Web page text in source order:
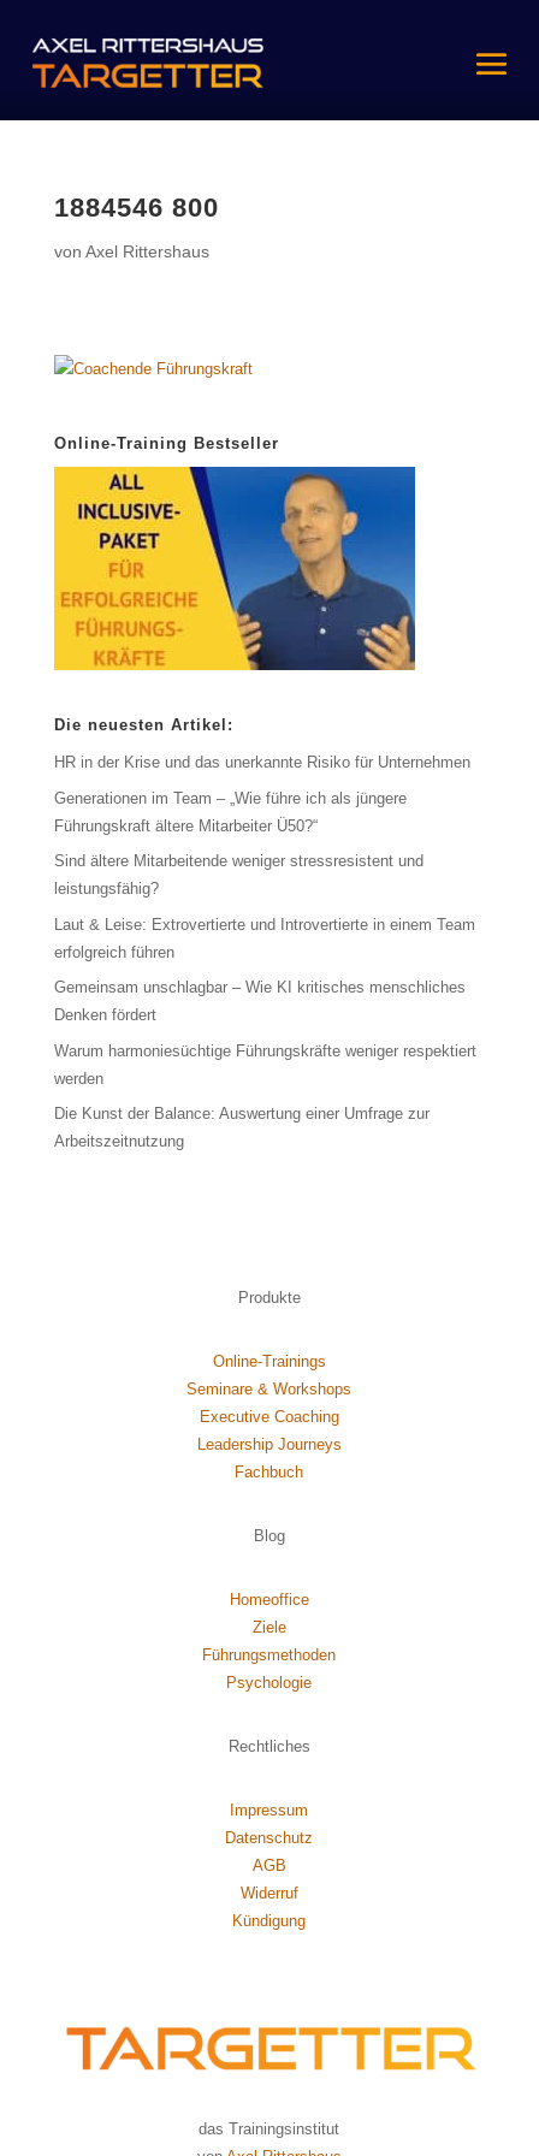
1884546 800
von Axel Rittershaus
Online-Training Bestseller
Die neuesten Artikel:
HR in der Krise und das unerkannte Risiko für Unternehmen
Generationen im Team – „Wie führe ich als jüngere
Führungskraft ältere Mitarbeiter Ü50?“
Sind ältere Mitarbeitende weniger stressresistent und
leistungsfähig?
Laut & Leise: Extrovertierte und Introvertierte in einem Team
erfolgreich führen
Gemeinsam unschlagbar – Wie KI kritisches menschliches
Denken fördert
Warum harmoniesüchtige Führungskräfte weniger respektiert
werden
Die Kunst der Balance: Auswertung einer Umfrage zur
Arbeitszeitnutzung
Produkte
Online-Trainings
Seminare & Workshops
Executive Coaching
Leadership Journeys
Fachbuch
Blog
Homeoffice
Ziele
Führungsmethoden
Psychologie
Rechtliches
Impressum
Datenschutz
AGB
Widerruf
Kündigung
das Trainingsinstitut